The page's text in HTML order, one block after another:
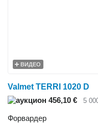
ВИДЕО
Valmet TERRI 1020 D
456,10 €
5
Форвардер